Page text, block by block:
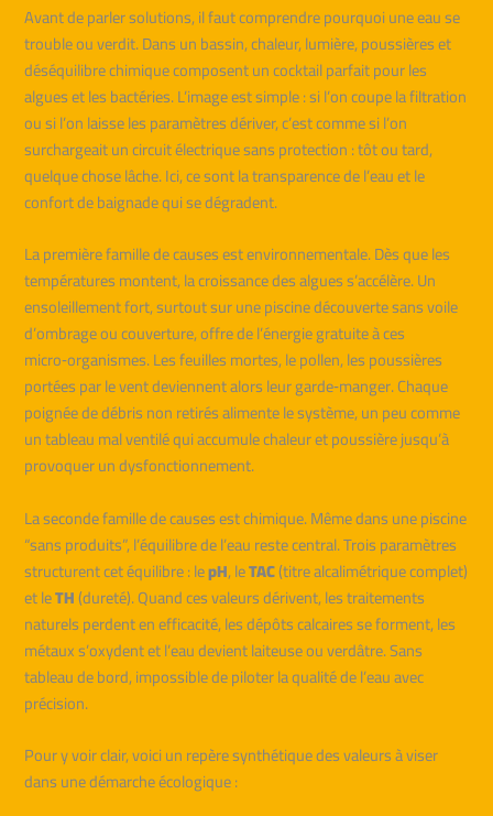
Avant de parler solutions, il faut comprendre pourquoi une eau se
trouble ou verdit. Dans un bassin, chaleur, lumière, poussières et
déséquilibre chimique composent un cocktail parfait pour les
algues et les bactéries. L’image est simple : si l’on coupe la filtration
ou si l’on laisse les paramètres dériver, c’est comme si l’on
surchargeait un circuit électrique sans protection : tôt ou tard,
quelque chose lâche. Ici, ce sont la transparence de l’eau et le
confort de baignade qui se dégradent.
La première famille de causes est environnementale. Dès que les
températures montent, la croissance des algues s’accélère. Un
ensoleillement fort, surtout sur une piscine découverte sans voile
d’ombrage ou couverture, offre de l’énergie gratuite à ces
micro‑organismes. Les feuilles mortes, le pollen, les poussières
portées par le vent deviennent alors leur garde‑manger. Chaque
poignée de débris non retirés alimente le système, un peu comme
un tableau mal ventilé qui accumule chaleur et poussière jusqu’à
provoquer un dysfonctionnement.
La seconde famille de causes est chimique. Même dans une piscine
“sans produits”, l’équilibre de l’eau reste central. Trois paramètres
structurent cet équilibre : lepH, leTAC(titre alcalimétrique complet)
et leTH(dureté). Quand ces valeurs dérivent, les traitements
naturels perdent en efficacité, les dépôts calcaires se forment, les
métaux s’oxydent et l’eau devient laiteuse ou verdâtre. Sans
tableau de bord, impossible de piloter la qualité de l’eau avec
précision.
Pour y voir clair, voici un repère synthétique des valeurs à viser
dans une démarche écologique :